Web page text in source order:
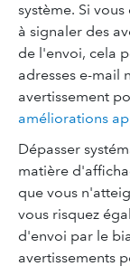
système. Si
à signaler des
de l'envoi, cela
adresses e-mail
avertissement
améliorations
Dépasser
matière
que vous
vous risquez
d'envoi par le
avertissements